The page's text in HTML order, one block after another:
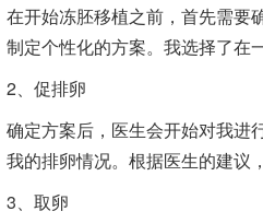
在开始冻胚移植之前，首先需要
制定个性化的方案。我选择了在
2、促排卵
确定方案后，医生会开始对我进
我的排卵情况。根据医生的建议
3、取卵